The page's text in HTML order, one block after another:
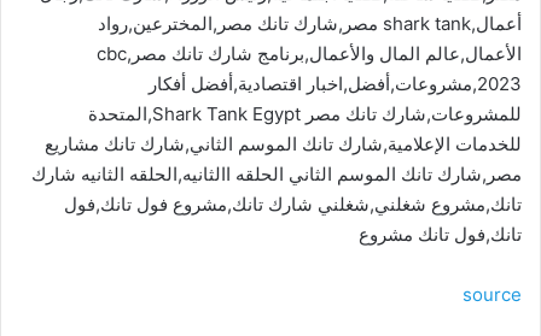
أعمال,shark tank مصر,شارك تانك مصر,المخترعين,رواد
الأعمال,عالم المال والأعمال,برنامج شارك تانك مصر,cbc
2023,مشروعات,أفضل,اخبار اقتصادية,أفضل أفكار
للمشروعات,شارك تانك مصر Shark Tank Egypt,المتحدة
للخدمات الإعلامية,شارك تانك الموسم الثاني,شارك تانك مشاريع
مصر,شارك تانك الموسم الثاني الحلقه االثانيه,الحلقه الثانيه شارك
تانك,مشروع شغلني,شغلني شارك تانك,مشروع فول تانك,فول
تانك,فول تانك مشروع
source